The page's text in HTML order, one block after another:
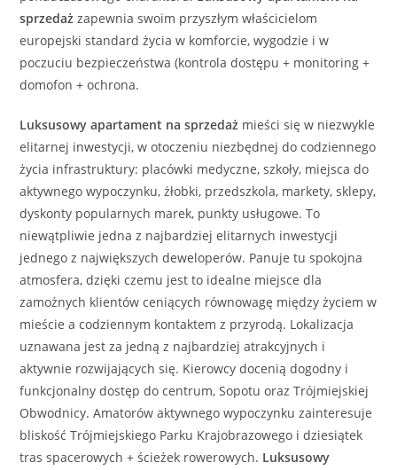
sprzedaż zapewnia swoim przyszłym właścicielom
europejski standard życia w komforcie, wygodzie i w
poczuciu bezpieczeństwa (kontrola dostępu + monitoring +
domofon + ochrona.
Luksusowy apartament na sprzedaż mieści się w niezwykle
elitarnej inwestycji, w otoczeniu niezbędnej do codziennego
życia infrastruktury: placówki medyczne, szkoły, miejsca do
aktywnego wypoczynku, żłobki, przedszkola, markety, sklepy,
dyskonty popularnych marek, punkty usługowe. To
niewątpliwie jedna z najbardziej elitarnych inwestycji
jednego z największych deweloperów. Panuje tu spokojna
atmosfera, dzięki czemu jest to idealne miejsce dla
zamożnych klientów ceniących równowagę między życiem w
mieście a codziennym kontaktem z przyrodą. Lokalizacja
uznawana jest za jedną z najbardziej atrakcyjnych i
aktywnie rozwijających się. Kierowcy docenią dogodny i
funkcjonalny dostęp do centrum, Sopotu oraz Trójmiejskiej
Obwodnicy. Amatorów aktywnego wypoczynku zainteresuje
bliskość Trójmiejskiego Parku Krajobrazowego i dziesiątek
tras spacerowych + ścieżek rowerowych. Luksusowy